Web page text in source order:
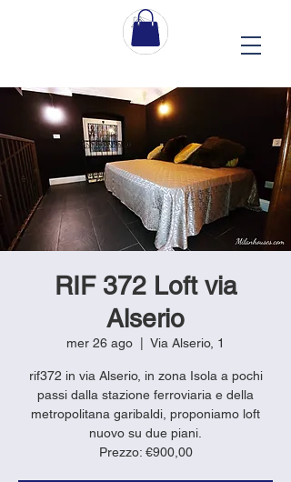
RIF 372 Loft via
Alserio
mer 26 ago Via Alserio, 1
rif372 in via Alserio, in zona Isola a pochi
passi dalla stazione ferroviaria e della
metropolitana garibaldi, proponiamo loft
nuovo su due piani.
Prezzo: €900,00